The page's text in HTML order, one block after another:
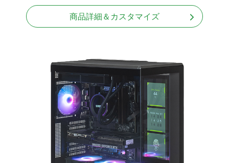
LCDスクリーン搭載
商品詳細＆カスタマイズ